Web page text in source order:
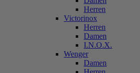
Herren
Victorinox
Herren
Damen
I.N.O.X.
Wenger
Damen